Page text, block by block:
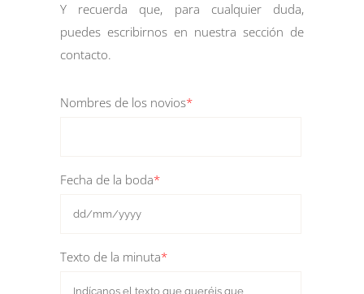
Y recuerda que, para cualquier duda,
puedes escribirnos en nuestra sección de
contacto.
Nombres de los novios*
Fecha de la boda*
Texto de la minuta*